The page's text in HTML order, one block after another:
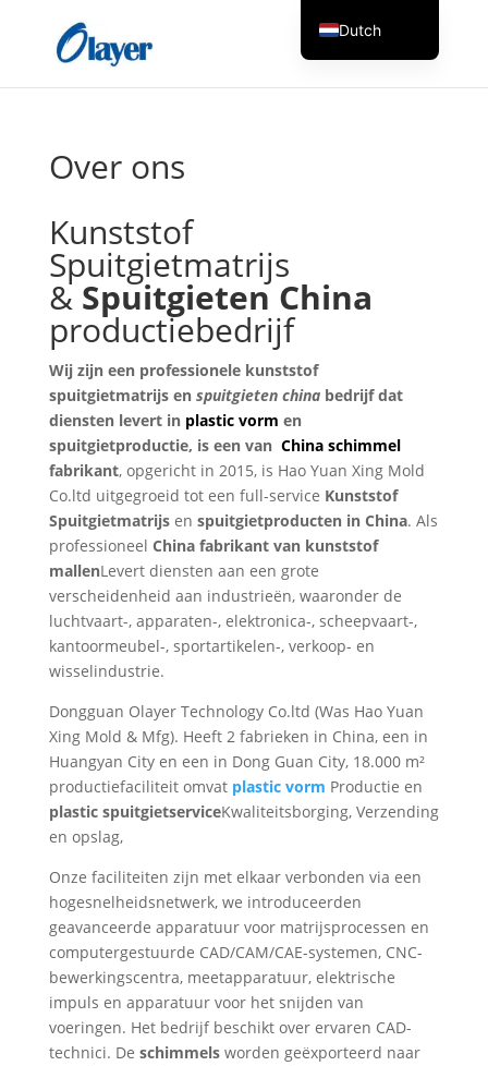
Over ons
Kunststof
Spuitgietmatrijs
& Spuitgieten China
productiebedrijf
Wij zijn een professionele kunststof
spuitgietmatrijs en spuitgieten chinabedrijf dat
diensten levert in plastic vorm en
spuitgietproductie, is een van China schimmel
fabrikant, opgericht in 2015, is Hao Yuan Xing Mold
Co.ltd uitgegroeid tot een full-service Kunststof
Spuitgietmatrijsen spuitgietproducten in China. Als
professioneel China fabrikant van kunststof
mallenLevert diensten aan een grote
verscheidenheid aan industrieën, waaronder de
luchtvaart-, apparaten-, elektronica-, scheepvaart-,
kantoormeubel-, sportartikelen-, verkoop- en
wisselindustrie.
Dongguan Olayer Technology Co.ltd (Was Hao Yuan
Xing Mold & Mfg). Heeft 2 fabrieken in China, een in
Huangyan City en een in Dong Guan City, 18.000 m²
productiefaciliteit omvat plastic vorm Productie en
plastic spuitgietserviceKwaliteitsborging, Verzending
en opslag,
Onze faciliteiten zijn met elkaar verbonden via een
hogesnelheidsnetwerk, we introduceerden
geavanceerde apparatuur voor matrijsprocessen en
computergestuurde CAD/CAM/CAE-systemen, CNC-
bewerkingscentra, meetapparatuur, elektrische
impuls en apparatuur voor het snijden van
voeringen. Het bedrijf beschikt over ervaren CAD-
technici. De schimmelsworden geëxporteerd naar
Dutch
English
Hungarian
Russian
Swedish